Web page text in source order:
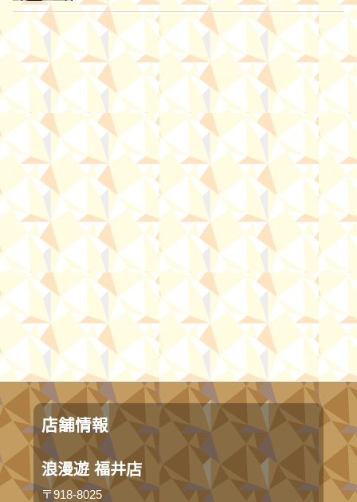
店舗情報
浪漫遊 福井店
〒918-8025